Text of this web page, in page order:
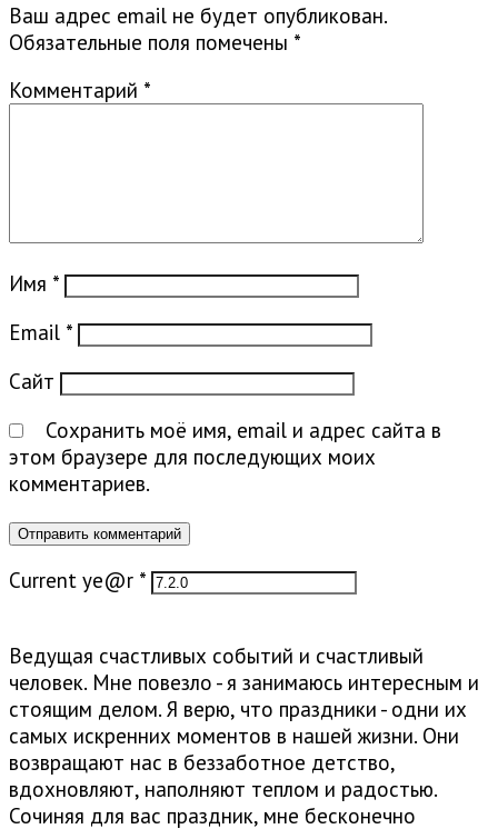
Ваш адрес email не будет опубликован.
Обязательные поля помечены *
Комментарий *
Имя *
Email *
Сайт
Сохранить моё имя, email и адрес сайта в
этом браузере для последующих моих
комментариев.
Current ye@r *
Ведущая счастливых событий и счастливый
человек. Мне повезло - я занимаюсь интересным и
стоящим делом. Я верю, что праздники - одни их
самых искренних моментов в нашей жизни. Они
возвращают нас в беззаботное детство,
вдохновляют, наполняют теплом и радостью.
Сочиняя для вас праздник, мне бесконечно